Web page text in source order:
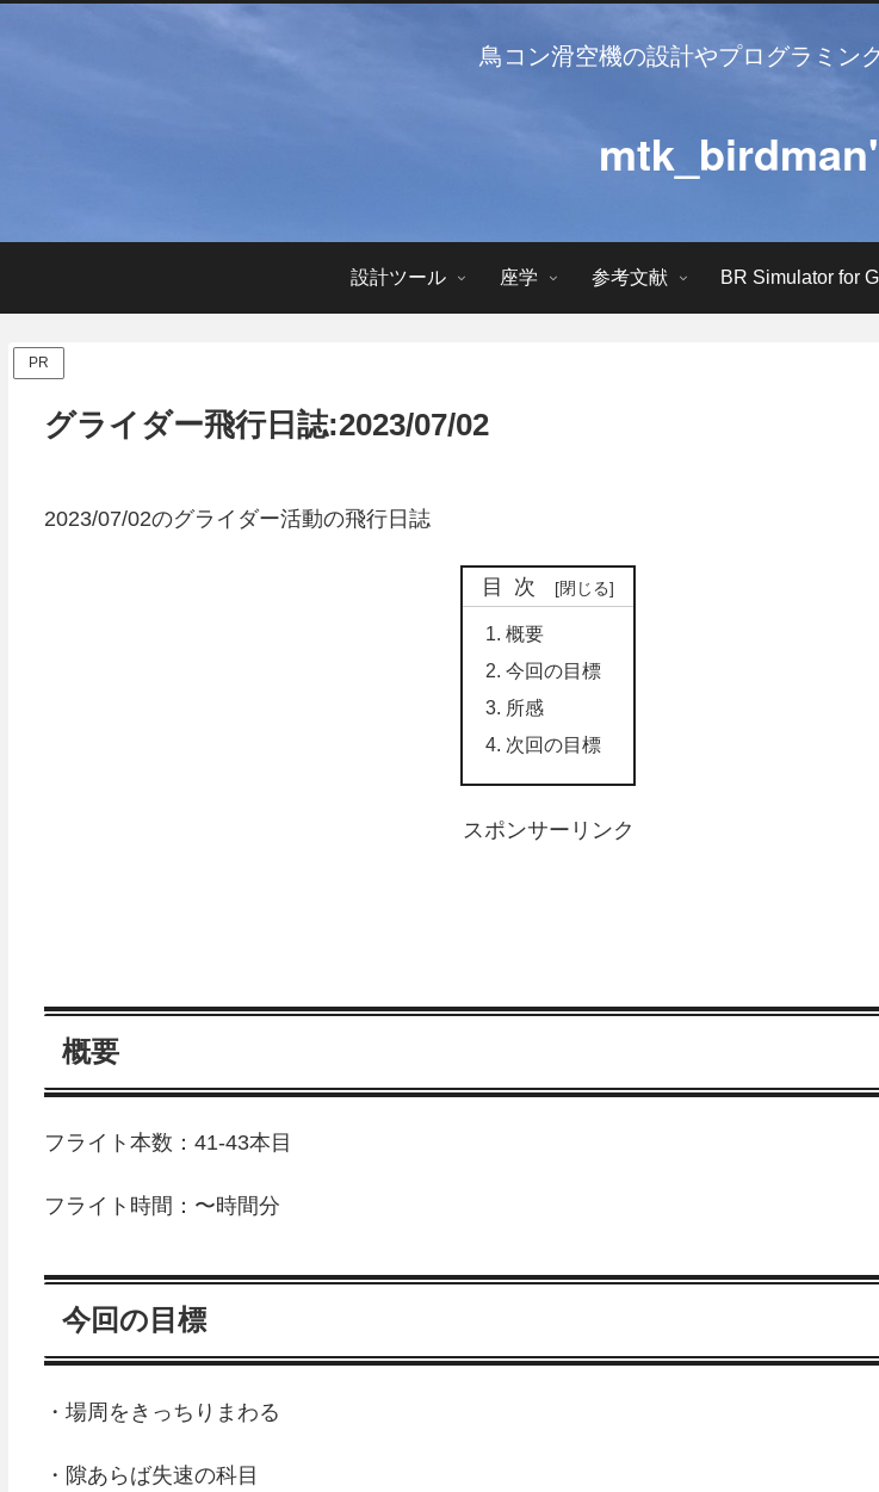
鳥コン滑空機の設計やプログラミン
設計ツール 座学 参考文献 BR Simulator for
PR
グライダー飛行日誌:2023/07/02
2023/07/02のグライダー活動の飛行日誌
目次
概要
今回の目標
所感
次回の目標
スポンサーリンク
概要
フライト本数：41-43本目
フライト時間：〜時間分
今回の目標
・場周をきっちりまわる
・隙あらば失速の科目